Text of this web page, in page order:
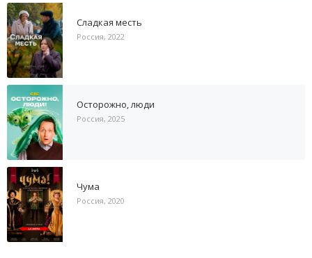
Сладкая месть
Россия, 2022
Осторожно, люди
Россия, 2025
Чума
Россия, 2020